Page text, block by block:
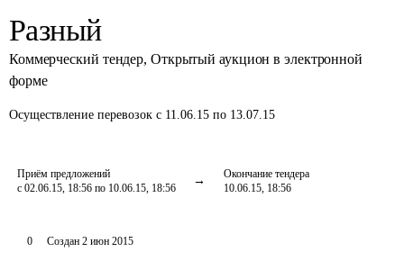
Разный
Коммерческий тендер, Открытый аукцион в электронной
форме
Осуществление перевозок с 11.06.15 по 13.07.15
Приём предложений
с 02.06.15, 18:56 по 10.06.15, 18:56
Окончание тендера
10.06.15, 18:56
0 Создан 2 июн 2015